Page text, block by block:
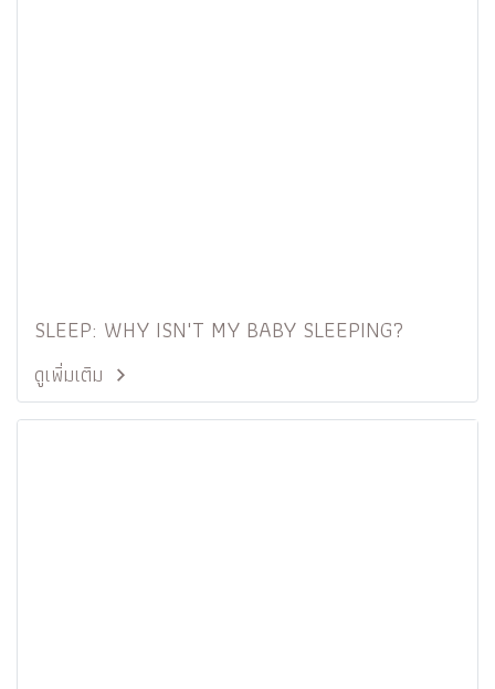
SLEEP: WHY ISN'T MY BABY SLEEPING?
ดูเพิ่มเติม